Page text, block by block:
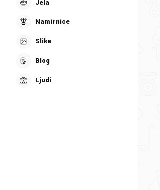
Jela
Namirnice
Slike
Blog
Ljudi